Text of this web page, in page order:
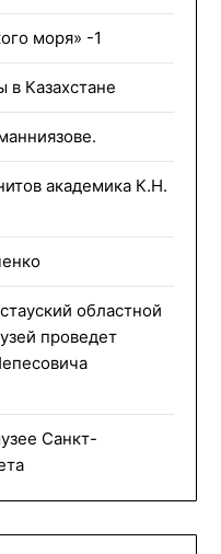
моря» -1
в Казахстане
академика К.Н.
областной
проведет
Санкт-